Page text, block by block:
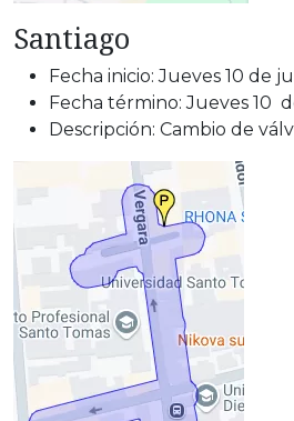
Santiago
Fecha inicio: Jueves 10 de
Fecha término: Jueves 10
Descripción: Cambio de